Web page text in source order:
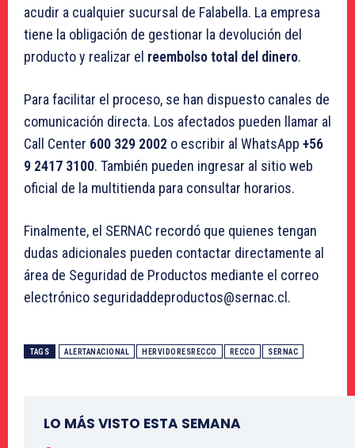
acudir a cualquier sucursal de Falabella. La empresa
tiene la obligación de gestionar la devolución del
producto y realizar el reembolso total del dinero.
Para facilitar el proceso, se han dispuesto canales de
comunicación directa. Los afectados pueden llamar al
Call Center 600 329 2002 o escribir al WhatsApp +56
9 2417 3100. También pueden ingresar al sitio web
oficial de la multitienda para consultar horarios.
Finalmente, el SERNAC recordó que quienes tengan
dudas adicionales pueden contactar directamente al
área de Seguridad de Productos mediante el correo
electrónico seguridaddeproductos@sernac.cl.
TAGS ALERTANACIONAL HERVIDORESRECCO RECCO SERNAC
LO MÁS VISTO ESTA SEMANA